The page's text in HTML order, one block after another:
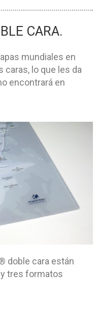
CARA.
mundiales en
lo que les da
encontrará en
doble cara están
tres formatos